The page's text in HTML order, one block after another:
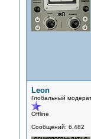
Leon
Глобальный
Offline
Сообщений: 6,482